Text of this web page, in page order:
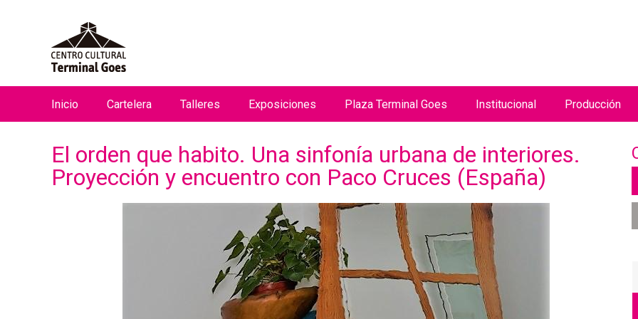
El orden que habito. Una sinfonía urbana de interiores.
Proyección y encuentro con Paco Cruces (España)
n
ú
Inicio Cartelera Talleres Exposiciones Plaza Terminal Goes Institucional Producción